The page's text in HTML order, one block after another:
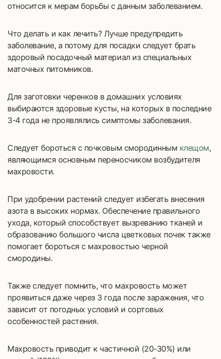
относится к мерам борьбы с данным заболеванием.
Что делать и как лечить? Лучше предупредить
заболевание, а потому для посадки следует брать
здоровый посадочный материал из специальных
маточных питомников.
Для заготовки черенков в домашних условиях
выбираются здоровые кусты, на которых в последние
3-4 года не проявлялись симптомы заболевания.
Следует бороться с почковым смородинным клещом,
являющимся основным переносчиком возбудителя
махровости.
При удобрении растений следует избегать внесения
азота в высоких нормах. Обеспечение правильного
ухода, который способствует вызреванию тканей и
образованию большого числа цветковых почек также
помогает бороться с махровостью черной
смородины.
Также следует помнить, что махровость может
проявиться даже через 3 года после заражения, что
зависит от погодных условий и сортовых
особенностей растения.
Махровость приводит к частичной (20-30%) или